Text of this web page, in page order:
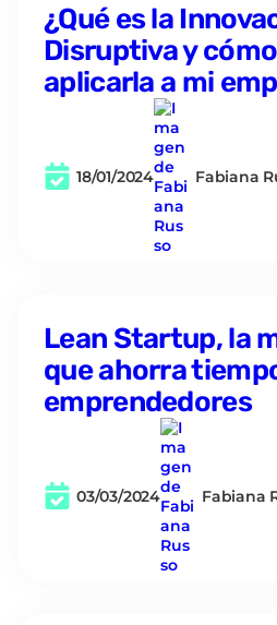
¿Qué es la
Disruptiva y
aplicarla a mi
18/01/2024 Fabiana
Lean Startup, la
que ahorra
emprendedores
03/03/2024 Fabiana